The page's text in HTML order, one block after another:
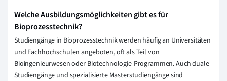
Welche Ausbildungsmöglichkeiten gibt es für
Bioprozesstechnik?
Studiengänge in Bioprozesstechnik werden häufig an Universitäten
und Fachhochschulen angeboten, oft als Teil von
Bioingenieurwesen oder Biotechnologie-Programmen. Auch duale
Studiengänge und spezialisierte Masterstudiengänge sind